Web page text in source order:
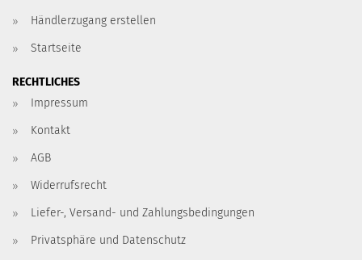
Händlerzugang erstellen
Startseite
RECHTLICHES
Impressum
Kontakt
AGB
Widerrufsrecht
Liefer-, Versand- und Zahlungsbedingungen
Privatsphäre und Datenschutz